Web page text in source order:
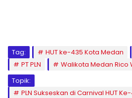
Tag: HUT ke-435 Kota Medan
PT PLN
Walikota Medan Rico
Topik:
PLN Sukseskan di Carnival HUT